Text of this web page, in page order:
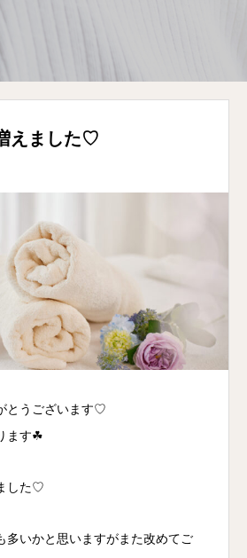
えました♡
とうございます♡
ます☘
した♡
多いかと思いますがまた改めてご